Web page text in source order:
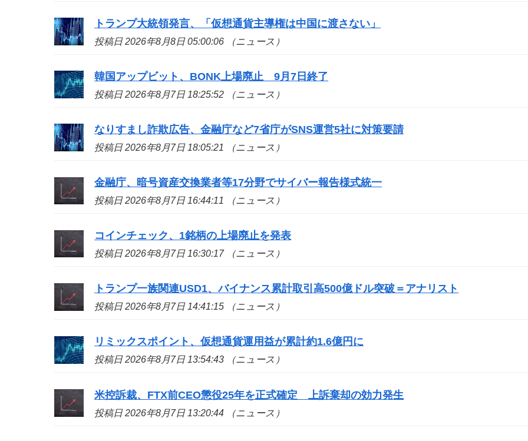
トランプ大統領発言、「仮想通貨主導権は中国に渡さない」
投稿日 2026年8月8日 05:00:06 （ニュース）
韓国アップビット、BONK上場廃止 9月7日終了
投稿日 2026年8月7日 18:25:52 （ニュース）
なりすまし詐欺広告、金融庁など7省庁がSNS運営5社に対策要請
投稿日 2026年8月7日 18:05:21 （ニュース）
金融庁、暗号資産交換業者等17分野でサイバー報告様式統一
投稿日 2026年8月7日 16:44:11 （ニュース）
コインチェック、1銘柄の上場廃止を発表
投稿日 2026年8月7日 16:30:17 （ニュース）
トランプ一族関連USD1、バイナンス累計取引高500億ドル突破＝アナリスト
投稿日 2026年8月7日 14:41:15 （ニュース）
リミックスポイント、仮想通貨運用益が累計約1.6億円に
投稿日 2026年8月7日 13:54:43 （ニュース）
米控訴裁、FTX前CEO懲役25年を正式確定 上訴棄却の効力発生
投稿日 2026年8月7日 13:20:44 （ニュース）